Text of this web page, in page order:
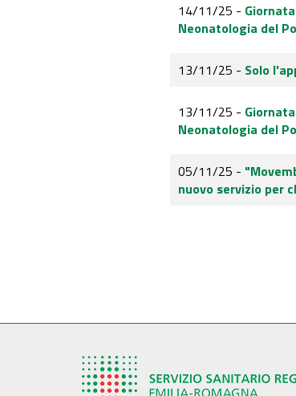
14/11/25 -
Neonatologia del
13/11/25 - Solo
13/11/25 -
Neonatologia del
05/11/25 -
nuovo servizio per